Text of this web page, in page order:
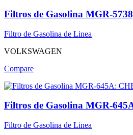
Filtros de Gasolina MGR-
Filtro de Gasolina de Linea
VOLKSWAGEN
Compare
Filtros de Gasolina MGR-
Filtro de Gasolina de Linea